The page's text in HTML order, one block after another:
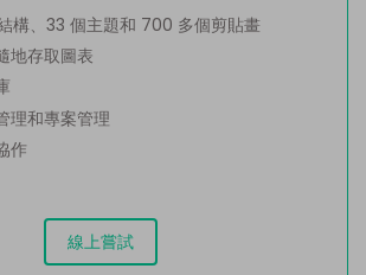
構、33 個主題和 700 多個剪貼畫
地存取圖表
理和專案管理
作
線上嘗試